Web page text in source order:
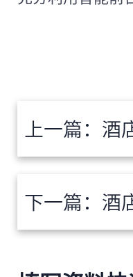
上一篇： 酒
下一篇： 酒